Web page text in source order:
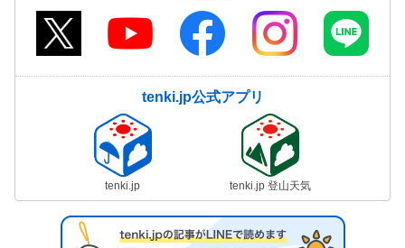
tenki.jp公式アプリ
tenki.jp tenki.jp 登山天気